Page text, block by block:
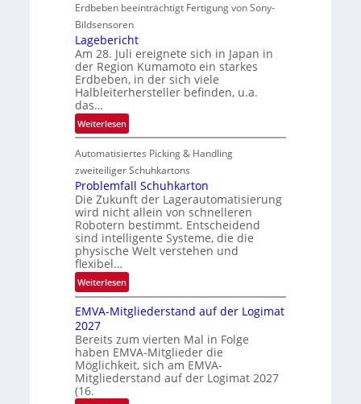
o
i
l
s
z
ä
h
l
e
Erdbeben beeinträchtigt Fertigung von Sony-
Bildsensoren
Lagebericht
Am 28. Juli ereignete sich in Japan in
der Region Kumamoto ein starkes
Erdbeben, in der sich viele
Halbleiterhersteller befinden, u.a.
das…
Weiterlesen:
L
a
g
e
b
e
r
i
h
t
Automatisiertes Picking & Handling
zweiteiliger Schuhkartons
Problemfall Schuhkarton
Die Zukunft der Lagerautomatisierung
wird nicht allein von schnelleren
Robotern bestimmt. Entscheidend
sind intelligente Systeme, die die
physische Welt verstehen und
flexibel…
Weiterlesen:
P
r
b
l
e
EMVA-Mitgliederstand auf der Logimat
2027
Bereits zum vierten Mal in Folge
haben EMVA-Mitglieder die
Möglichkeit, sich am EMVA-
Mitgliederstand auf der Logimat 2027
(16.